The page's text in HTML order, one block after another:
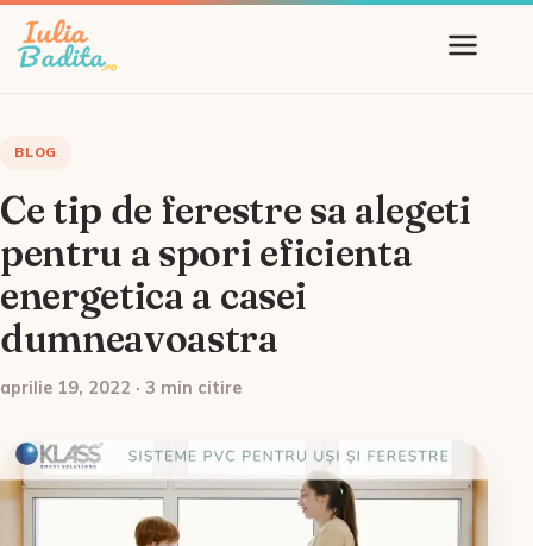
BLOG
Ce tip de ferestre sa alegeti
pentru a spori eficienta
energetica a casei
dumneavoastra
aprilie 19, 2022 · 3 min citire